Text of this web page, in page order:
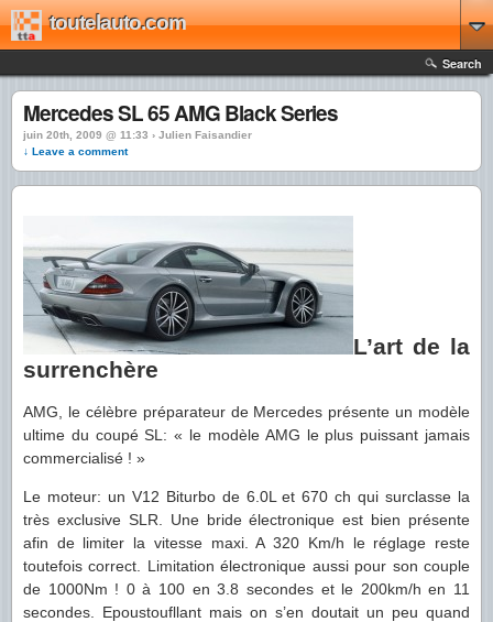
toutelauto.com
Search
Mercedes SL 65 AMG Black Series
juin 20th, 2009 @ 11:33 › Julien Faisandier
↓ Leave a comment
L’art de la
surrenchère
AMG, le célèbre préparateur de Mercedes présente un modèle
ultime du coupé SL: « le modèle AMG le plus puissant jamais
commercialisé ! »
Le moteur: un V12 Biturbo de 6.0L et 670 ch qui surclasse la
très exclusive SLR. Une bride électronique est bien présente
afin de limiter la vitesse maxi. A 320 Km/h le réglage reste
toutefois correct. Limitation électronique aussi pour son couple
de 1000Nm ! 0 à 100 en 3.8 secondes et le 200km/h en 11
secondes. Epoustoufllant mais on s’en doutait un peu quand